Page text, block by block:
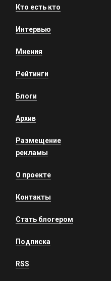
Кто есть кто
Интервью
Мнения
Рейтинги
Блоги
Архив
Размещение
рекламы
О проекте
Контакты
Стать блогером
Подписка
RSS